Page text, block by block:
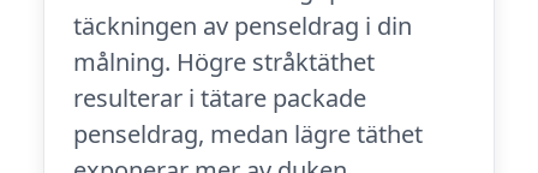
täckningen av penseldrag i din
målning. Högre stråktäthet
resulterar i tätare packade
penseldrag, medan lägre täthet